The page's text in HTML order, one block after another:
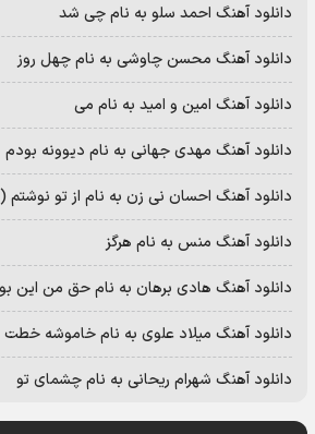
دانلود آهنگ احمد سلو به نام چی شد
دانلود آهنگ محسن چاوشی به نام چهل روز
دانلود آهنگ امین و امید به نام می
دانلود آهنگ مهدی جهانی به نام دیوونه بودم
دانلود آهنگ احسان نی زن به نام از تو نوشتم
دانلود آهنگ منس به نام هرگز
دانلود آهنگ هادی برهان به نام حق من این
دانلود آهنگ میلاد علوی به نام خاموشه خطت
دانلود آهنگ شهرام ریحانی به نام چشمای تو